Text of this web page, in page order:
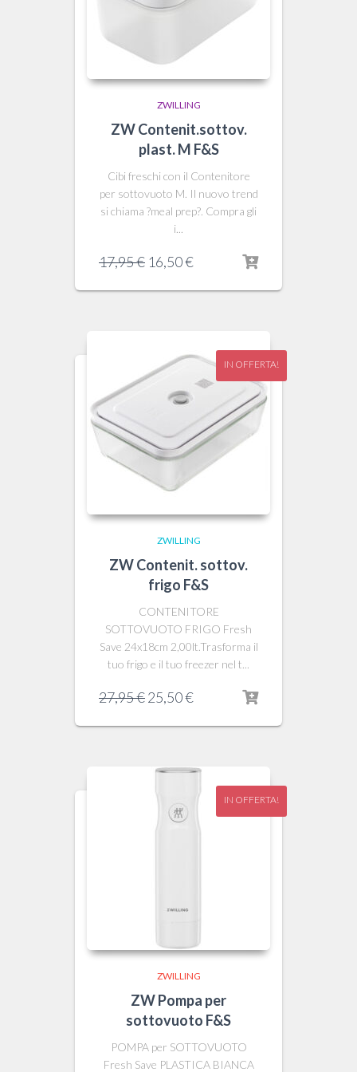
ZWILLING
ZW Contenit.sottov.
plast. M F&S
Cibi freschi con il Contenitore
per sottovuoto M. Il nuovo trend
si chiama ?meal prep?. Compra gli
i...
17,95€ Il
originale
16,50€Il
attuale
IN OFFERTA!
ZWILLING
ZW Contenit. sottov.
frigo F&S
CONTENITORE
SOTTOVUOTO FRIGO Fresh
Save 24x18cm 2,00lt.Trasforma il
tuo frigo e il tuo freezer nel t...
27,95€Il
originale
27,95 €.
25,50€Il
attuale
IN OFFERTA!
ZWILLING
ZW Pompa per
sottovuoto F&S
POMPA per SOTTOVUOTO
Fresh Save PLASTICA BIANCA